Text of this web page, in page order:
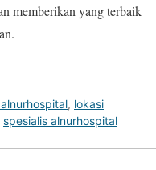
memberikan yang terbaik
, lokasi
spesialis alnurhospital